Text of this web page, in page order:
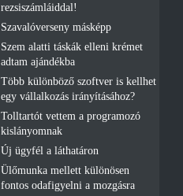
rezsiszámláiddal!
Szavalóverseny másképp
Szem alatti táskák elleni krémet
adtam ajándékba
Több különböző szoftver is kellhet
egy vállalkozás irányításához?
Tolltartót vettem a programozó
kislányomnak
Új ügyfél a láthatáron
Ülőmunka mellett különösen
fontos odafigyelni a mozgásra